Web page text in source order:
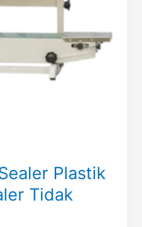
Plastik
Tidak